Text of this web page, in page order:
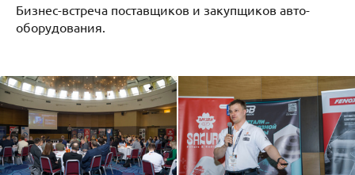
Бизнес-встреча поставщиков и закупщиков авто-
оборудования.